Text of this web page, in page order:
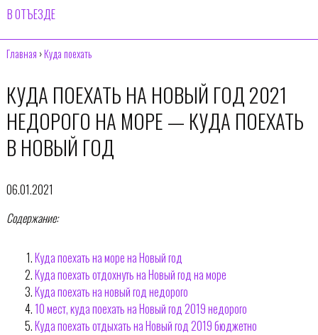
В ОТЪЕЗДЕ
Главная ›Куда поехать
КУДА ПОЕХАТЬ НА НОВЫЙ ГОД 2021
НЕДОРОГО НА МОРЕ — КУДА ПОЕХАТЬ
В НОВЫЙ ГОД
06.01.2021
Содержание:
Куда поехать на море на Новый год
Куда поехать отдохнуть на Новый год на море
Куда поехать на новый год недорого
10 мест, куда поехать на Новый год 2019 недорого
Куда поехать отдыхать на Новый год 2019 бюджетно